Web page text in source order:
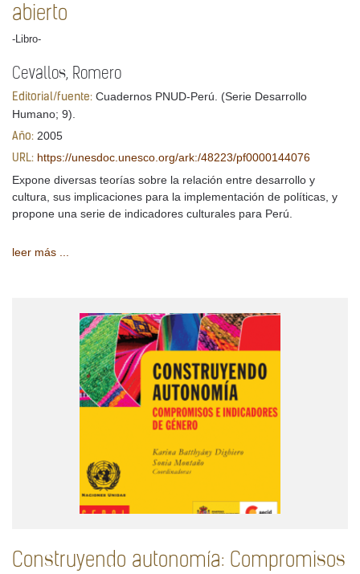
abierto
-Libro-
Cevallos, Romero
Editorial/fuente: Cuadernos PNUD-Perú. (Serie Desarrollo
Humano; 9).
Año: 2005
URL: https://unesdoc.unesco.org/ark:/48223/pf0000144076
Expone diversas teorías sobre la relación entre desarrollo y
cultura, sus implicaciones para la implementación de políticas, y
propone una serie de indicadores culturales para Perú.
leer más ...
Construyendo autonomía: Compromisos